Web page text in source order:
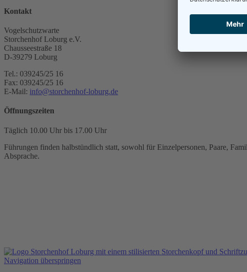
Kontakt
Vogelschutzwarte
Storchenhof Loburg e.V.
Chausseestraße 18
D-39279 Loburg
Tel.: 039245/25 16
Fax: 039245/25 16
E-Mail: info@storchenhof-loburg.de
Öffnungszeiten
Täglich 10.00 Uhr bis 17.00 Uhr
Führungen finden halbstündlich statt, sowohl für Einzelpersonen, Paare,
Absprache.
Navigation überspringen